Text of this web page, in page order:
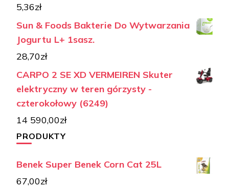
5,36zł
Sun & Foods Bakterie Do Wytwarzania
Jogurtu L+ 1sasz.
28,70zł
CARPO 2 SE XD VERMEIREN Skuter
elektryczny w teren górzysty -
czterokołowy (6249)
14 590,00zł
PRODUKTY
Benek Super Benek Corn Cat 25L
67,00zł